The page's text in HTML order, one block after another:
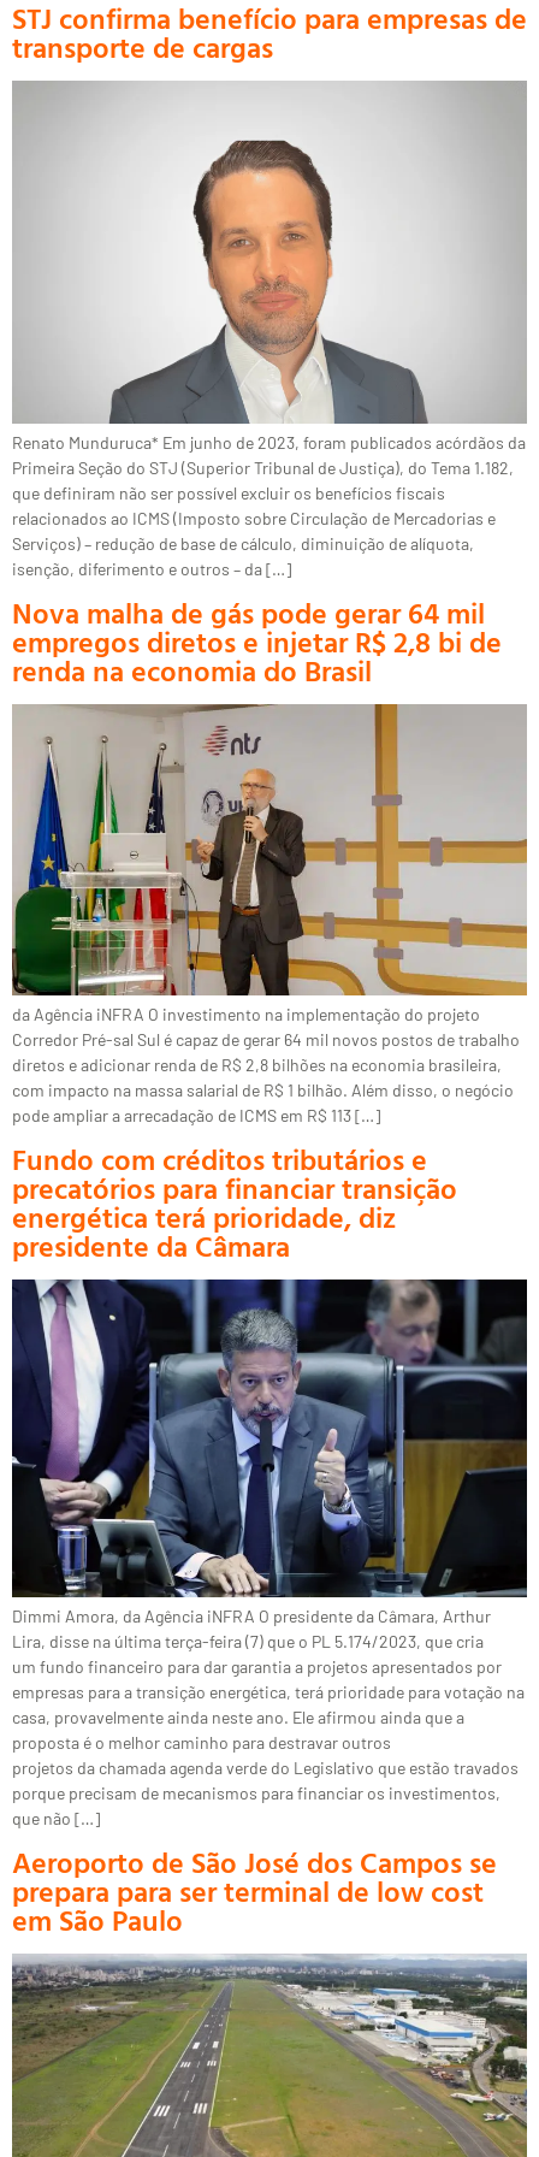
STJ confirma benefício para empresas de
transporte de cargas
Renato Munduruca* Em junho de 2023, foram publicados acórdãos da
Primeira Seção do STJ (Superior Tribunal de Justiça), do Tema 1.182,
que definiram não ser possível excluir os benefícios fiscais
relacionados ao ICMS (Imposto sobre Circulação de Mercadorias e
Serviços) – redução de base de cálculo, diminuição de alíquota,
isenção, diferimento e outros – da […]
Nova malha de gás pode gerar 64 mil
empregos diretos e injetar R$ 2,8 bi de
renda na economia do Brasil
da Agência iNFRA O investimento na implementação do projeto
Corredor Pré-sal Sul é capaz de gerar 64 mil novos postos de trabalho
diretos e adicionar renda de R$ 2,8 bilhões na economia brasileira,
com impacto na massa salarial de R$ 1 bilhão. Além disso, o negócio
pode ampliar a arrecadação de ICMS em R$ 113 […]
Fundo com créditos tributários e
precatórios para financiar transição
energética terá prioridade, diz
presidente da Câmara
Dimmi Amora, da Agência iNFRA O presidente da Câmara, Arthur
Lira, disse na última terça-feira (7) que o PL 5.174/2023, que cria
um fundo financeiro para dar garantia a projetos apresentados por
empresas para a transição energética, terá prioridade para votação na
casa, provavelmente ainda neste ano. Ele afirmou ainda que a
proposta é o melhor caminho para destravar outros
projetos da chamada agenda verde do Legislativo que estão travados
porque precisam de mecanismos para financiar os investimentos,
que não […]
Aeroporto de São José dos Campos se
prepara para ser terminal de low cost
em São Paulo